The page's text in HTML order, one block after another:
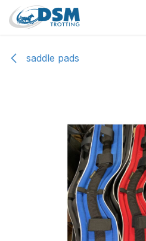
Overslaan naar inhoud
saddle pads